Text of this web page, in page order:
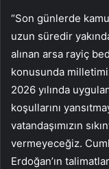
“Son günlerde
uzun süredir
alınan arsa rayiç
konusunda
2026 yılında
koşullarını
vatandaşımızın
vermeyeceğiz.
Erdoğan’ın